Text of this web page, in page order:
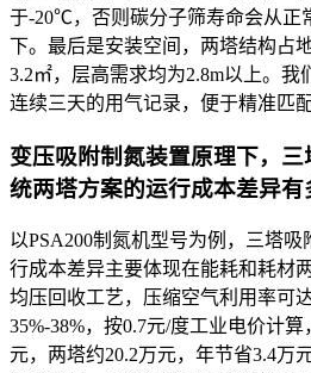
于-20℃，否则碳分子筛寿命会从正
下。最后是安装空间，两塔结构占
3.2㎡，层高需求均为2.8m以上。
连续三天的用气记录，便于精准匹配
变压吸附制氮装置原理下，
统两塔方案的运行成本差异有
以PSA200制氮机型号为例，三塔
行成本差异主要体现在能耗和耗材
均压回收工艺，压缩空气利用率可
35%-38%，按0.7元/度工业电价计
元，两塔约20.2万元，年节省3.4万